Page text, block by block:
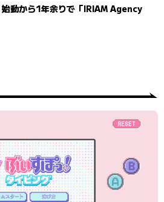
動から1年余りで「IRIAM Agency